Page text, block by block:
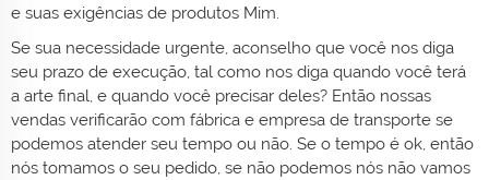
e suas exigências de produtos Mim.
Se sua necessidade urgente, aconselho que você nos diga
seu prazo de execução, tal como nos diga quando você terá
a arte final, e quando você precisar deles? Então nossas
vendas verificarão com fábrica e empresa de transporte se
podemos atender seu tempo ou não. Se o tempo é ok, então
nós tomamos o seu pedido, se não podemos nós não vamos